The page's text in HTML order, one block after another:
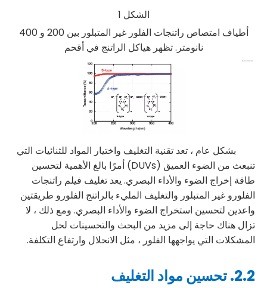
الشكل 1
أطياف امتصاص راتنجات الفلور غير المتبلور بين 200 و 400
نانومتر. تظهر هياكل الراتنج في أقحم
بشكل عام ، تعد تقنية التغليف واختيار المواد للثنائيات التي
تنبعث من الضوء العميق (DUVs) أمرًا بالغ الأهمية لتحسين
طاقة إخراج الضوء والأداء البصري. يعد تغليف فيلم راتنجات
الفلورو غير المتبلور والتغليف المليء بالراتنج الفلورو طريقتين
واعدين لتحسين استخراج الضوء والأداء البصري. ومع ذلك ، لا
تزال هناك حاجة إلى مزيد من البحث والتحسينات لحل
المشكلات التي يواجهها الفلور ، مثل الانحلال وارتفاع التكلفة.
2.2. تحسين مواد التغليف